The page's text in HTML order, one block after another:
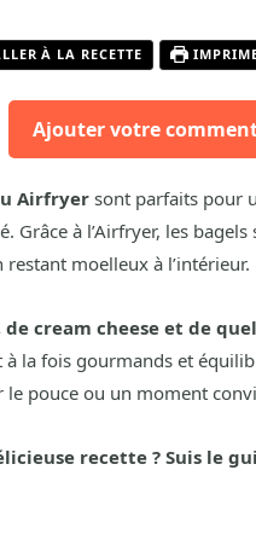
À LA RECETTE
Ajouter votre
Airfryersont parfaits pour
Grâce à l’Airfryer, les bagels
moelleux à l’intérieur.
cream cheese et de
à la fois gourmands et
pouce ou un moment
recette ? Suis le